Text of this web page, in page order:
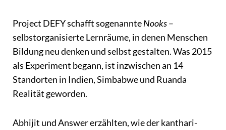
Project DEFY schafft sogenannteNooks–
selbstorganisierte Lernräume, in denen Menschen
Bildung neu denken und selbst gestalten. Was 2015
als Experiment begann, ist inzwischen an 14
Standorten in Indien, Simbabwe und Ruanda
Realität geworden.
Abhijit und Answer erzählten, wie der kanthari-